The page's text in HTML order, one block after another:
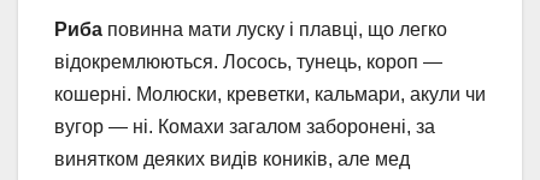
Риба повинна мати луску і плавці, що легко
відокремлюються. Лосось, тунець, короп —
кошерні. Молюски, креветки, кальмари, акули чи
вугор — ні. Комахи загалом заборонені, за
винятком деяких видів коників, але мед